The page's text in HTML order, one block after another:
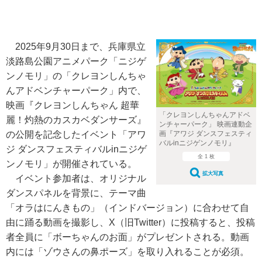
「クレヨンしんちゃんアドベ
ンチャーパーク」 映画連動企
画『アワジ ダンスフェスティ
バルinニジゲンノモリ』
全 1 枚
拡大写真
2025年9月30日まで、兵庫県立
淡路島公園アニメパーク「ニジゲ
ンノモリ」の「クレヨンしんちゃ
んアドベンチャーパーク」内で、
映画『クレヨンしんちゃん 超華
麗！灼熱のカスカベダンサーズ』
の公開を記念したイベント「アワ
ジ ダンスフェスティバルinニジゲ
ンノモリ」が開催されている。
イベント参加者は、オリジナル
ダンスパネルを背景に、テーマ曲
「オラはにんきもの」（インドバージョン）に合わせて自
由に踊る動画を撮影し、X（旧Twitter）に投稿すると、投稿
者全員に「ボーちゃんのお面」がプレゼントされる。動画
内には「ゾウさんの鼻ポーズ」を取り入れることが必須。